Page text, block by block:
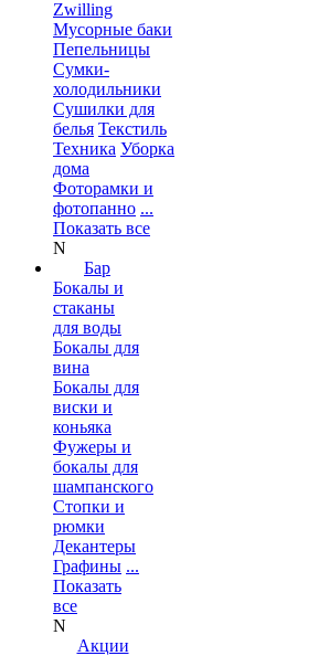
Zwilling
Мусорные баки
Пепельницы
Сумки-
холодильники
Сушилки для
белья Текстиль
Техника Уборка
дома
Фоторамки и
фотопанно ...
Показать все
N
Бар
Бокалы и
стаканы
для воды
Бокалы для
вина
Бокалы для
виски и
коньяка
Фужеры и
бокалы для
шампанского
Стопки и
рюмки
Декантеры
Графины ...
Показать
все
N
Акции